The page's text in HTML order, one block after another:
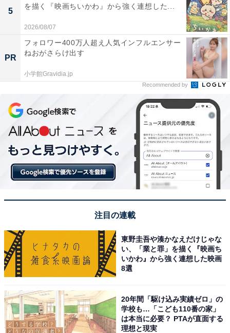
5
を描く『映画ちいかわ』から強く連想した...
2026/08/07
PR
フォロワー400万人超え人気インフルエンサー
ねおがさらけ出す
小学館Gravidia.jp
Recommended by
注目の連載
東野圭吾や湊かなえだけじゃな
い、「業と罪」を描く『映画ち
いかわ』から強く連想した映画
8選
20年間「駆け込み実績ゼロ」の
学校も…「こども110番の家」
は本当に必要？ PTAが直面する
理想と現実